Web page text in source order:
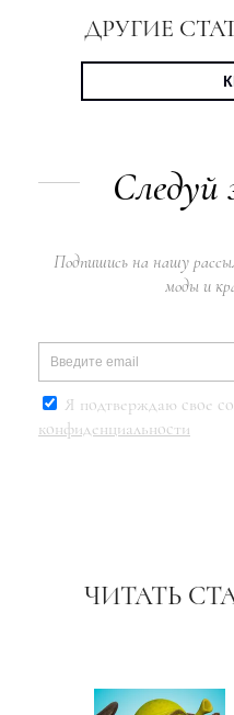
ДРУГИЕ
Следуй
Подпишись на нашу
моды и
Я подтверждаю свое
конфиденциальности
ЧИТАТЬ